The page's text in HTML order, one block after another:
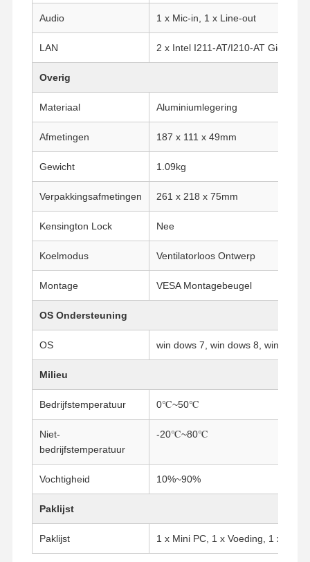
Firewall Mini PC
Industriële Minipc
Core Mini PC
Office Mini PC
Firewall-moederbord
Audio 1 x Mic-in, 1 x Line-out
LAN 2 x Intel I211-AT/I210-AT Gigabit
Overig
Materiaal Aluminiumlegering
Afmetingen 187 x 111 x 49mm
Gewicht 1.09kg
Verpakkingsafmetingen 261 x 218 x 75mm
Kensington Lock Nee
Koelmodus Ventilatorloos Ontwerp
Montage VESA Montagebeugel
OS Ondersteuning
OS win dows 7, win dows 8, win dows
Milieu
Bedrijfstemperatuur 0℃~50℃
Niet-
bedrijfstemperatuur
-20℃~80℃
Vochtigheid 10%~90%
Paklijst
Paklijst 1 x Mini PC, 1 x Voeding, 1 x